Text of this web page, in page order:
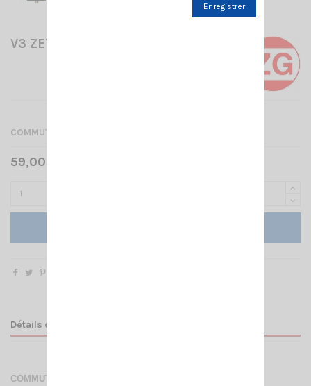
V3 ZETAGI
COMMUTATEUR D'ANTENNES 3 POSITIONS
59,00 € TTC
Détails du produit
COMMUTATEUR D'ANTENNES 3 POSITIONS
Enregistrer